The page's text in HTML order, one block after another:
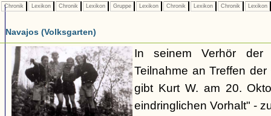
Chronik Lexikon Chronik Lexikon Gruppe Lexikon Chronik Lexikon Chronik Lexikon
Navajos (Volksgarten)
In seinem Verhör der
Teilnahme an Treffen
gibt Kurt W. am 20.
eindringlichen Vorhalt" -